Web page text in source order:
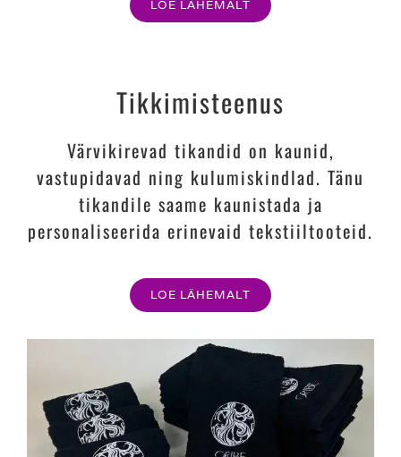
LOE LÄHEMALT
Tikkimisteenus
Värvikirevad tikandid on kaunid,
vastupidavad ning kulumiskindlad. Tänu
tikandile saame kaunistada ja
personaliseerida erinevaid tekstiiltooteid.
LOE LÄHEMALT